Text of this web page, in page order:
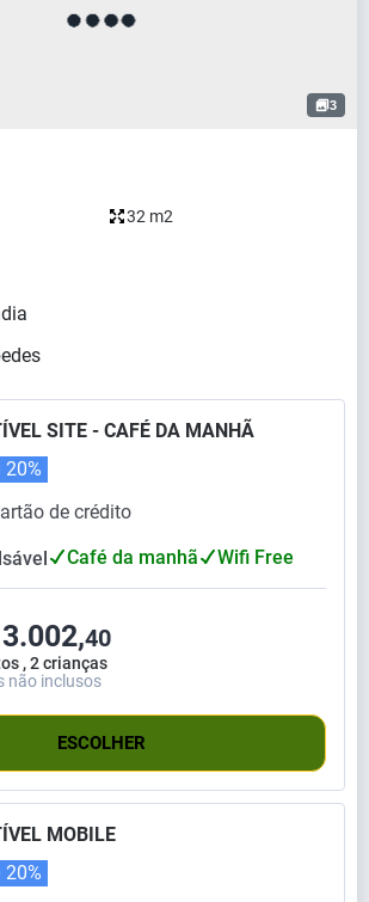
3
32 m2
SITE - CAFÉ DA MANHÃ
de crédito
20%
Café da manhã Wifi Free
, 2 crianças
3.002,40
não inclusos
ESCOLHER
MOBILE
20%